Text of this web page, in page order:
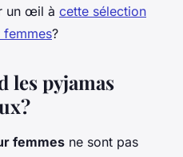
un œil à cette sélection
?
les pyjamas
femmes ne sont pas